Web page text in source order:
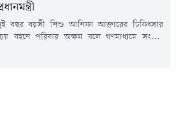
বছর বয়সী শিশু আনিফা আক্তারের চিকিৎসার
বহনে পরিবার অক্ষম বলে গণমাধ্যমে সংবাদ